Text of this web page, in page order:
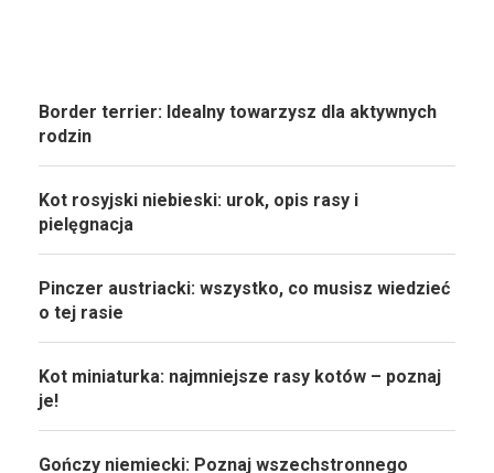
Border terrier: Idealny towarzysz dla aktywnych
rodzin
Kot rosyjski niebieski: urok, opis rasy i
pielęgnacja
Pinczer austriacki: wszystko, co musisz wiedzieć
o tej rasie
Kot miniaturka: najmniejsze rasy kotów – poznaj
je!
Gończy niemiecki: Poznaj wszechstronnego